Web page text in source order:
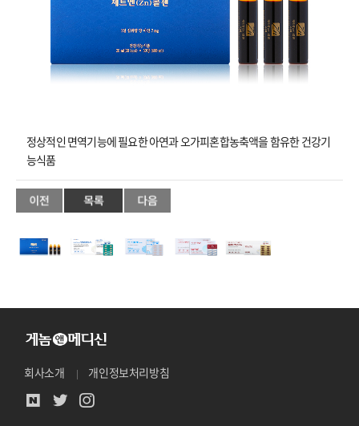
정상적인 면역기능에 필요한 아연과 오가피혼합농축액을 함유한 건강기
능식품
회사소개 개인정보처리방침